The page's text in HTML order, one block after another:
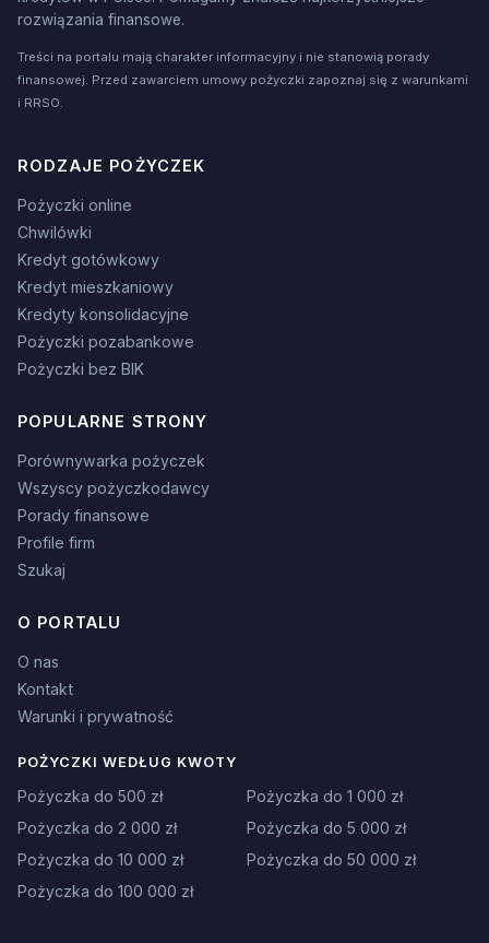
rozwiązania finansowe.
Treści na portalu mają charakter informacyjny i nie stanowią porady
finansowej. Przed zawarciem umowy pożyczki zapoznaj się z warunkami
i RRSO.
RODZAJE POŻYCZEK
Pożyczki online
Chwilówki
Kredyt gotówkowy
Kredyt mieszkaniowy
Kredyty konsolidacyjne
Pożyczki pozabankowe
Pożyczki bez BIK
POPULARNE STRONY
Porównywarka pożyczek
Wszyscy pożyczkodawcy
Porady finansowe
Profile firm
Szukaj
O PORTALU
O nas
Kontakt
Warunki i prywatność
POŻYCZKI WEDŁUG KWOTY
Pożyczka do 500 zł
Pożyczka do 1 000 zł
Pożyczka do 2 000 zł
Pożyczka do 5 000 zł
Pożyczka do 10 000 zł
Pożyczka do 50 000 zł
Pożyczka do 100 000 zł